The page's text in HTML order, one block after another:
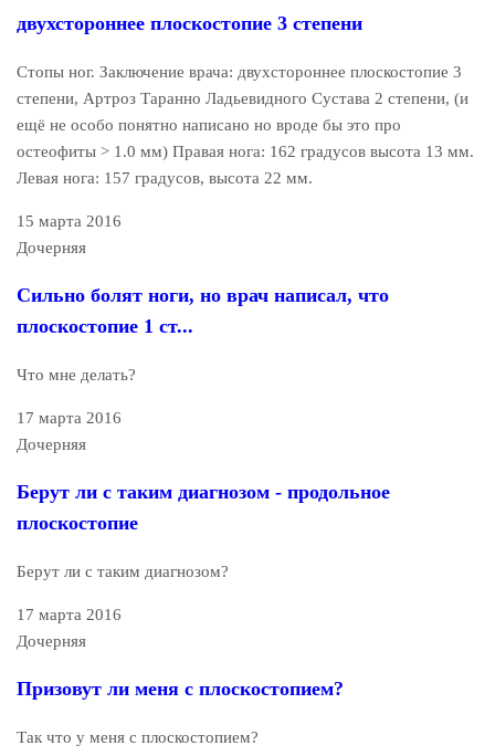
двухстороннее плоскостопие 3 степени
Стопы ног. Заключение врача: двухстороннее плоскостопие 3
степени, Артроз Таранно Ладьевидного Сустава 2 степени, (и
ещё не особо понятно написано но вроде бы это про
остеофиты > 1.0 мм) Правая нога: 162 градусов высота 13 мм.
Левая нога: 157 градусов, высота 22 мм.
15 марта 2016
Дочерняя
Сильно болят ноги, но врач написал, что
плоскостопие 1 ст...
Что мне делать?
17 марта 2016
Дочерняя
Берут ли с таким диагнозом - продольное
плоскостопие
Берут ли с таким диагнозом?
17 марта 2016
Дочерняя
Призовут ли меня с плоскостопием?
Так что у меня с плоскостопием?